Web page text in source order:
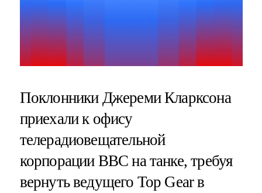
Поклонники Джереми Кларксона
приехали к офису
телерадиовещательной
корпорации BBC на танке, требуя
вернуть ведущего Top Gear в